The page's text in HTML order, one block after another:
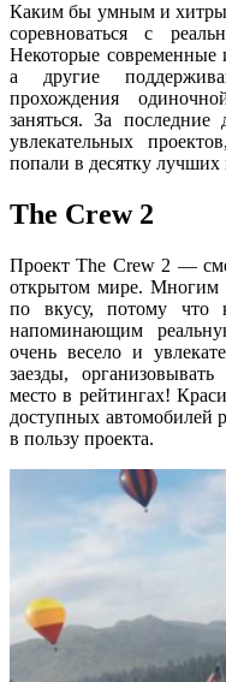
Каким бы умным и
соревноваться с
Некоторые
а другие
прохождения
заняться. За
увлекательных
попали в десятку лучших
The Crew 2
Проект The Crew 2 —
открытом мире. Многим
по вкусу, потому что
напоминающим
очень весело и
заезды,
место в рейтингах!
доступных автомобилей
в пользу проекта.